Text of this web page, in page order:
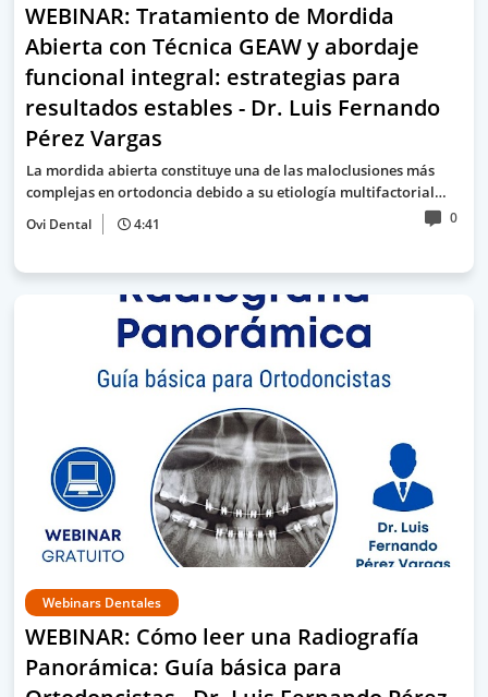
WEBINAR: Tratamiento de Mordida
Abierta con Técnica GEAW y abordaje
funcional integral: estrategias para
resultados estables - Dr. Luis Fernando
Pérez Vargas
La mordida abierta constituye una de las maloclusiones más
complejas en ortodoncia debido a su etiología multifactorial…
Ovi Dental 4:41 0
Webinars Dentales
WEBINAR: Cómo leer una Radiografía
Panorámica: Guía básica para